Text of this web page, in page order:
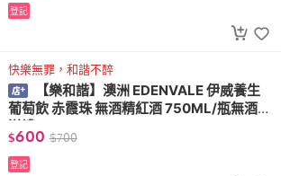
登記
快樂無罪，和諧不醉
【樂和諧】澳洲 EDENVALE 伊威養生
葡萄飲 赤霞珠 無酒精紅酒 750ML/瓶無酒精
送禮 VEGAN
$600 $700
登記